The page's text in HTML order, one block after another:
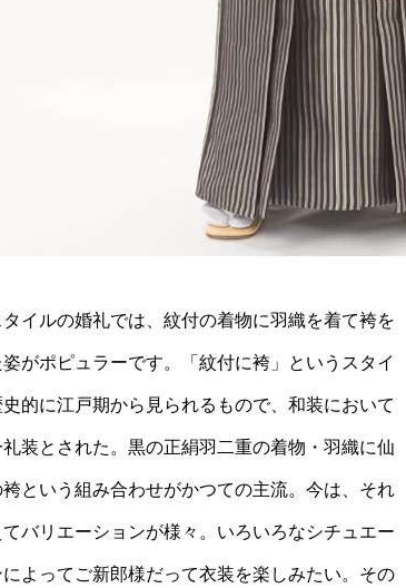
イルの婚礼では、紋付の着物に羽織を着て袴を
がポピュラーです。「紋付に袴」というスタイ
史的に江戸期から見られるもので、和装において
装とされた。黒の正絹羽二重の着物・羽織に仙
袴という組み合わせがかつての主流。今は、それ
てバリエーションが様々。いろいろなシチュエー
によってご新郎様だって衣装を楽しみたい。その